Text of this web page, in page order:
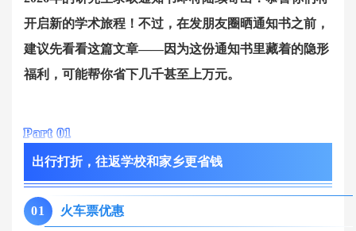
开启新的学术旅程！不过，在发朋友圈晒通知书之前，
建议先看看这篇文章——因为这份通知书里藏着的隐形
福利，可能帮你省下几千甚至上万元。
Part 01
出行打折，往返学校和家乡更省钱
01 火车票优惠